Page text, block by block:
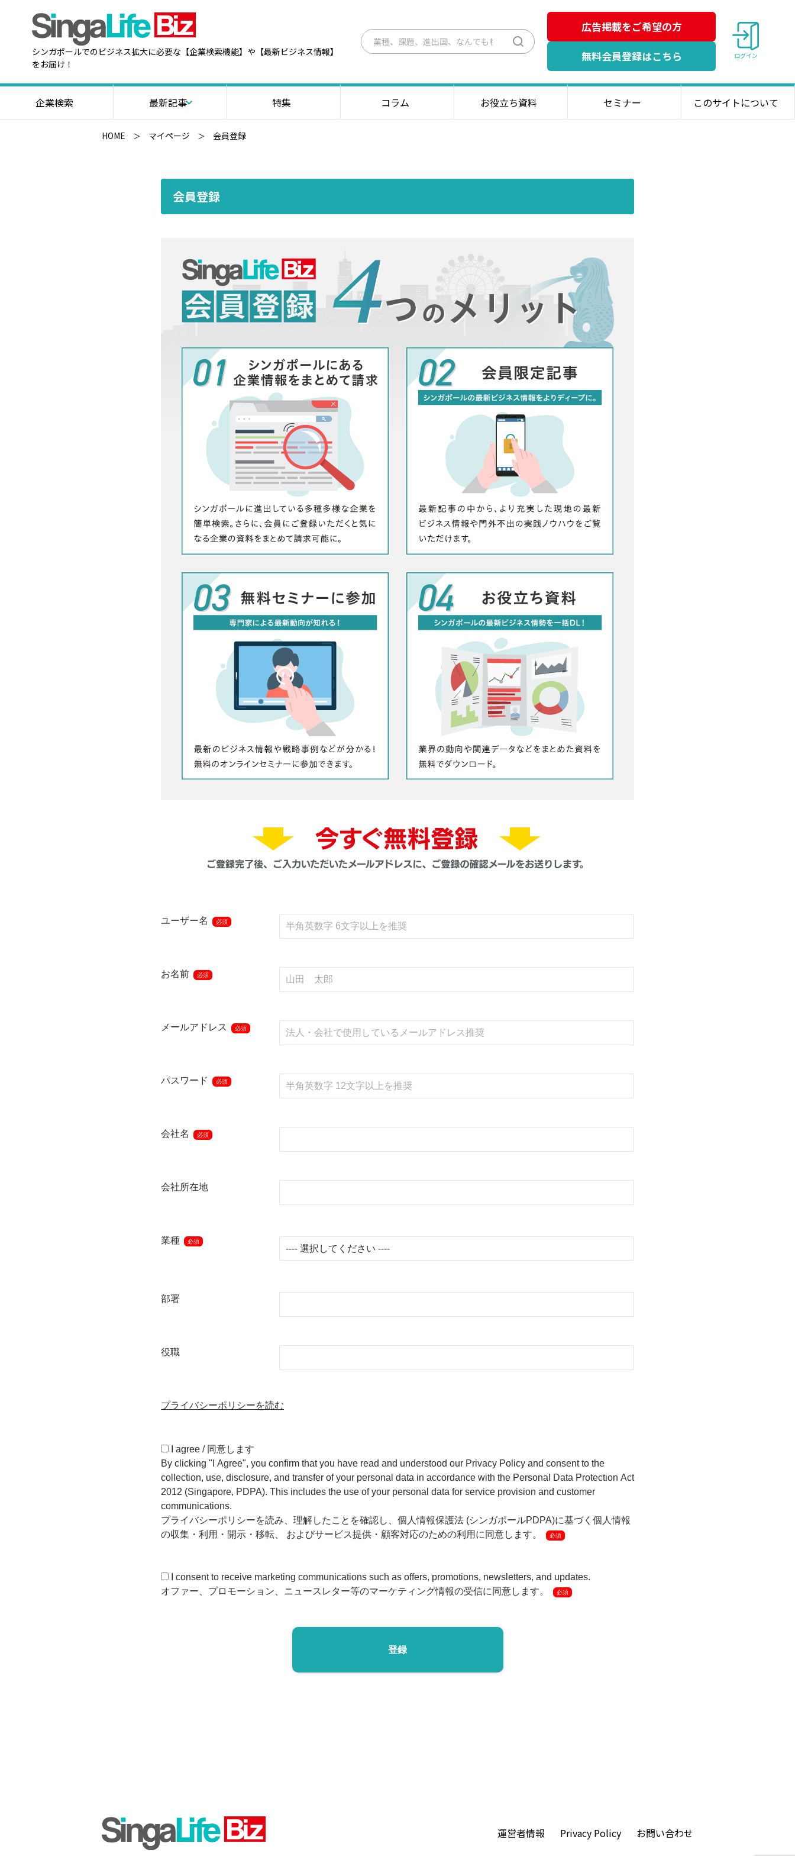
シンガポールでのビジネス拡大に必要な【企業検索機能】や【最新ビジネス情報】
をお届け！
検
広告掲載をご希望の方
無料会員登録はこちら
ログイン
企業検索 最新記事 特集 コラム お役立ち資料 セミナー このサイトについて
HOME マイページ 会員登録
会員登録
ユーザー名 必須
お名前 必須
メールアドレス 必須
パスワード 必須
会社名 必須
会社所在地
業種 必須
部署
役職
プライバシーポリシーを読む
I agree / 同意します
By clicking "I Agree", you confirm that you have read and understood our Privacy Policy and consent to the
collection, use, disclosure, and transfer of your personal data in accordance with the Personal Data Protection Act
2012 (Singapore, PDPA). This includes the use of your personal data for service provision and customer
communications.
プライバシーポリシーを読み、理解したことを確認し、個人情報保護法 (シンガポールPDPA)に基づく個人情報
の収集・利用・開示・移転、 およびサービス提供・顧客対応のための利用に同意します。
必須
I consent to receive marketing communications such as offers, promotions, newsletters, and updates.
オファー、プロモーション、ニュースレター等のマーケティング情報の受信に同意します。
必須
運営者情報 Privacy Policy お問い合わせ